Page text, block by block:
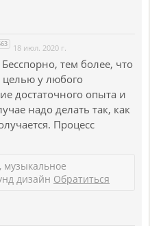
18 июл. 2020 г.
Бесспорно, тем более, что
целью у любого
достаточного опыта и
надо делать так, как
Процесс
музыкальное
дизайн Обратиться